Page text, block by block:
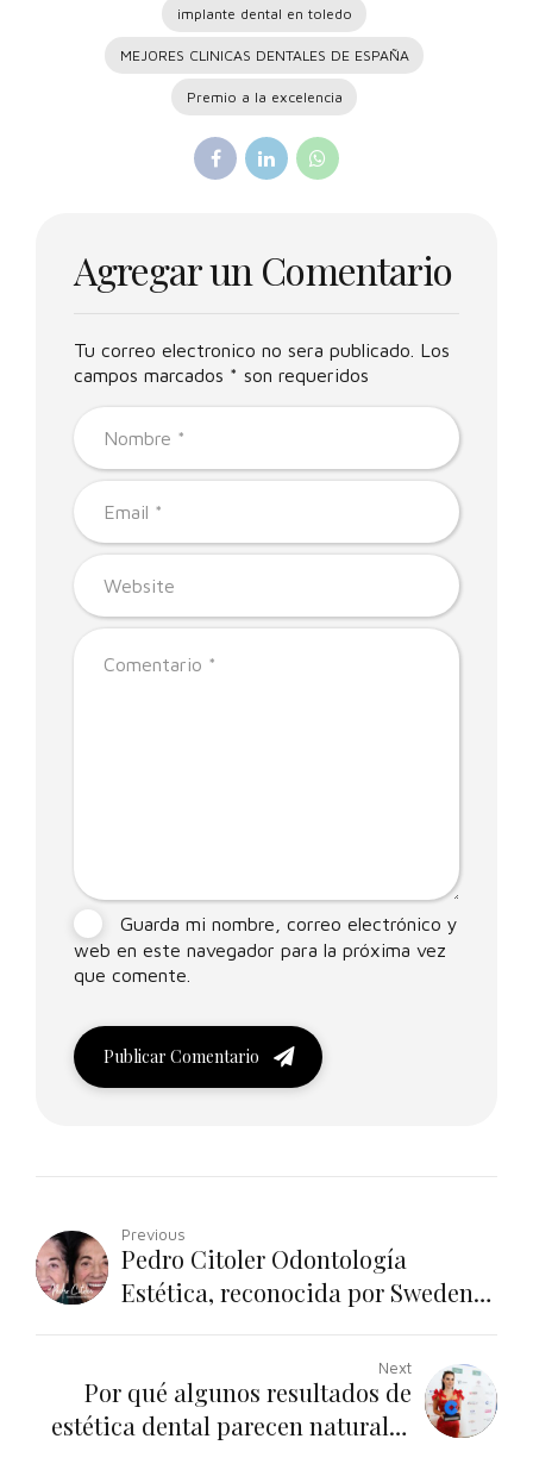
implante dental en toledo
MEJORES CLINICAS DENTALES DE ESPAÑA
Premio a la excelencia
Agregar un Comentario
Tu correo electronico no sera publicado. Los
campos marcados * son requeridos
Guarda mi nombre, correo electrónico y
web en este navegador para la próxima vez
que comente.
Publicar Comentario
Previous
Pedro Citoler Odontología
Estética, reconocida por Sweden
clínicas de implantes dentales y
tecnología digital de España
Next
Por qué algunos resultados de
estética dental parecen naturales